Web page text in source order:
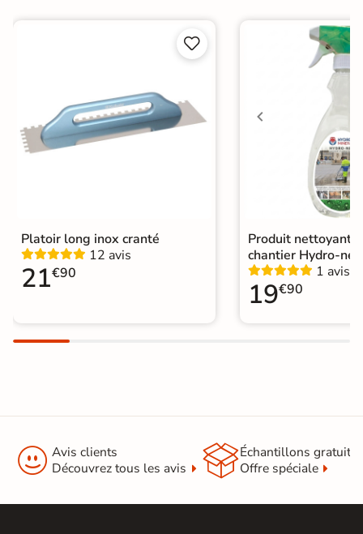
1er Choix
A coller sur chape
A coller sur ancien carrelage
Normes


Platoir long inox cranté
12 avis
21€90
Produit nettoyant
chantier Hydro-net
1 avis
19€90
 Avis clients
Découvrez tous les avis
Échantillons gratuit
Offre spéciale